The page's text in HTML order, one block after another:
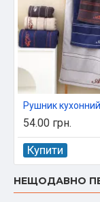
54.00 грн.
Купити
НЕЩОДАВНО